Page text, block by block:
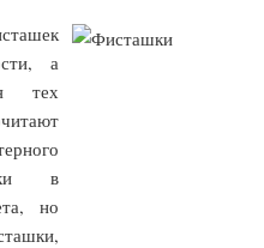
а
тех
в
но